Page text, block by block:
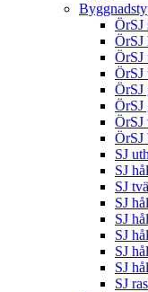
ÖrSJ
ÖrSJ
ÖrSJ
ÖrSJ
ÖrSJ
ÖrSJ
ÖrSJ
ÖrSJ
SJ
SJ
SJ
SJ
SJ
SJ
SJ
SJ
SJ